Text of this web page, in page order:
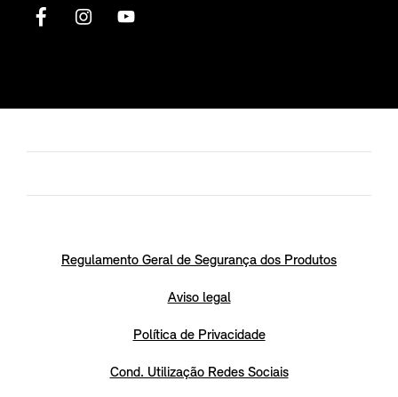
Regulamento Geral de Segurança dos Produtos
Aviso legal
Política de Privacidade
Cond. Utilização Redes Sociais